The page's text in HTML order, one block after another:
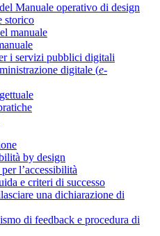
Manuale operativo di design
storico
manuale
i servizi pubblici digitali
digitale (e-
by design
l’accessibilità
e criteri di successo
una dichiarazione di
di feedback e procedura di